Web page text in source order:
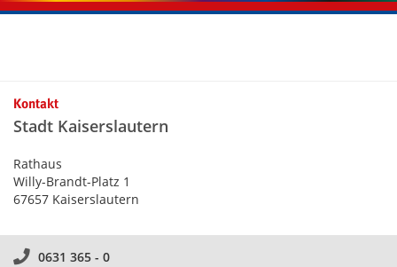
Kontakt
Stadt Kaiserslautern
Rathaus
Willy-Brandt-Platz 1
67657 Kaiserslautern
0631 365 - 0